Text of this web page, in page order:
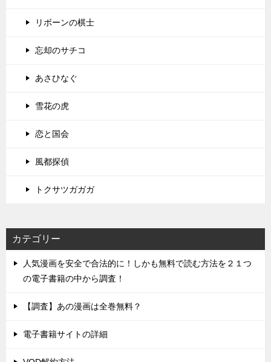
リボーンの棋士
忘却のサチコ
あさひなぐ
雪花の虎
恋と国会
風都探偵
トクサツガガガ
カテゴリー
人気漫画を安全で合法的に！しかも無料で読む方法を２１つ
の電子書籍の中から調査！
【調査】あの漫画は全巻無料？
電子書籍サイトの詳細